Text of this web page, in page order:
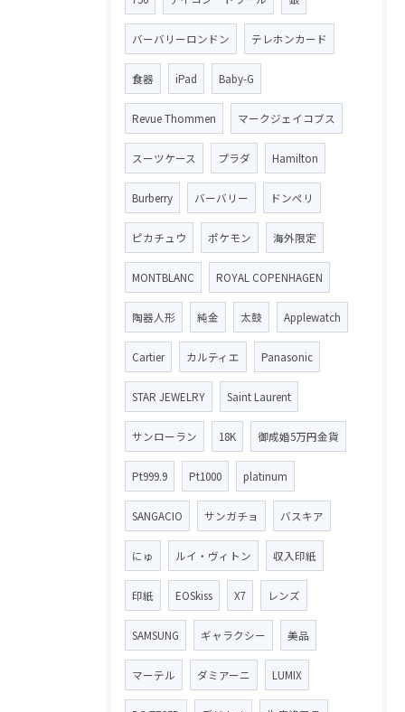
バーバリーロンドン テレホンカード
食器 iPad Baby-G
Revue Thommen マークジェイコブス
スーツケース プラダ Hamilton
Burberry バーバリー ドンペリ
ピカチュウ ポケモン 海外限定
MONTBLANC ROYAL COPENHAGEN
陶器人形 純金 太鼓 Applewatch
Cartier カルティエ Panasonic
STAR JEWELRY Saint Laurent
サンローラン 18K 御成婚5万円金貨
Pt999.9 Pt1000 platinum
SANGACIO サンガチョ バスキア
にゅ ルイ・ヴィトン 収入印紙
印紙 EOSkiss X7 レンズ
SAMSUNG ギャラクシー 美品
マーテル ダミアーニ LUMIX